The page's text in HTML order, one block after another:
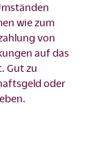
wie zum
von
auf das
Gut zu
oder